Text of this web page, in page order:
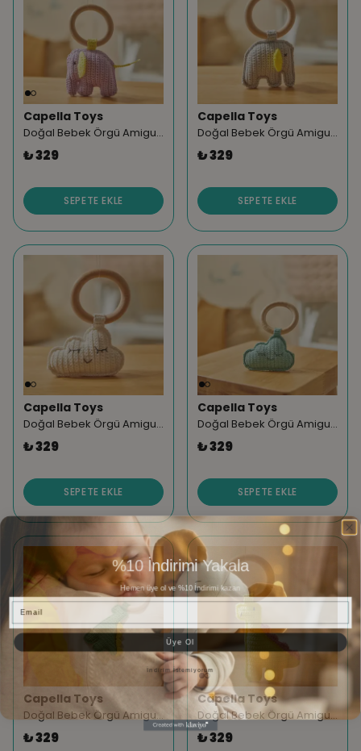
Capella Toys
Doğal Bebek Örgü Amigurumi Diş Kaşıyıcı Fil Mor 9-12 Ay
₺ 329
SEPETE EKLE
Capella Toys
Doğal Bebek Örgü Amigurumi Diş Kaşıyıcı Fil Gri 9-12 Ay
₺ 329
SEPETE EKLE
Capella Toys
Doğal Bebek Örgü Amigurumi Diş Kaşıyıcı Bulut Beyaz 9-12 Ay
₺ 329
SEPETE EKLE
Capella Toys
Doğal Bebek Örgü Amigurumi Diş Kaşıyıcı Bulut Mavi 9-12 Ay
₺ 329
SEPETE EKLE
Capella Toys
Doğal Bebek Örgü Amigurumi Diş Kaşıyıcı Dinazor Yeşil 9-12 Ay
₺ 329
Capella Toys
Doğal Bebek Örgü Amigurumi Diş Kaşıyıcı Dinazor Sarı 9-12 Ay
₺ 329
%10 İndirimi Yakala
Hemen üye ol ve %10 İndirimi kazan
Email
Üye Ol
İndirim İstemiyorum